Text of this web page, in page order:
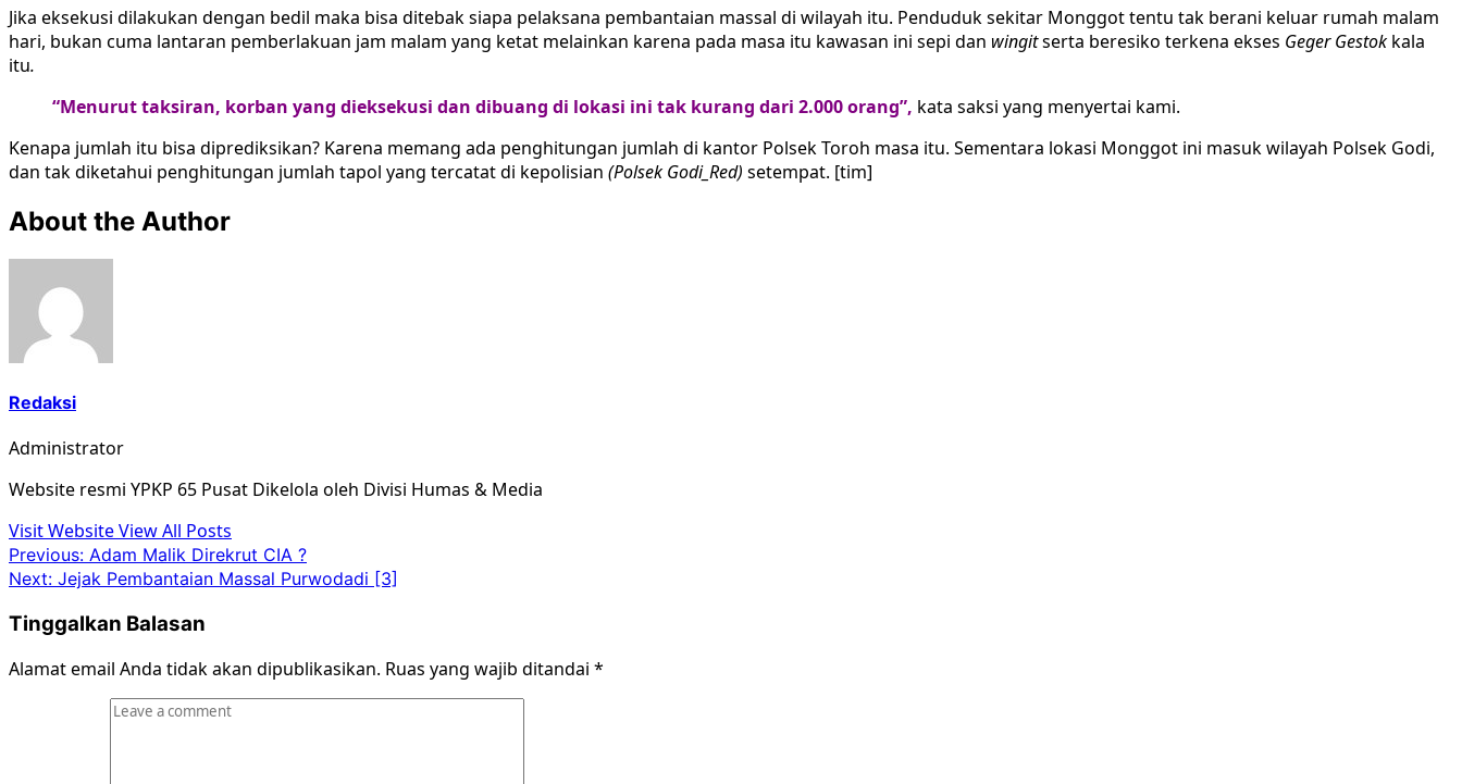
Jika eksekusi dilakukan dengan bedil maka bisa ditebak siapa pelaksana pembantaian massal di wilayah itu. Penduduk sekitar Monggot tentu tak berani keluar rumah malam
hari, bukan cuma lantaran pemberlakuan jam malam yang ketat melainkan karena pada masa itu kawasan ini sepi dan wingitserta beresiko terkena ekses Geger Gestok kala
itu.
“Menurut taksiran, korban yang dieksekusi dan dibuang di lokasi ini tak kurang dari 2.000 orang”, kata saksi yang menyertai kami.
Kenapa jumlah itu bisa diprediksikan? Karena memang ada penghitungan jumlah di kantor Polsek Toroh masa itu. Sementara lokasi Monggot ini masuk wilayah Polsek Godi,
dan tak diketahui penghitungan jumlah tapol yang tercatat di kepolisian (Polsek Godi_Red) setempat. [tim]
About the Author
Redaksi
Administrator
Website resmi YPKP 65 Pusat Dikelola oleh Divisi Humas & Media
Visit WebsiteView All Posts
Post
navigation
Previous: Adam Malik Direkrut CIA ?
Next: Jejak Pembantaian Massal Purwodadi [3]
Tinggalkan Balasan
Alamat email Anda tidak akan dipublikasikan. Ruas yang wajib ditandai *